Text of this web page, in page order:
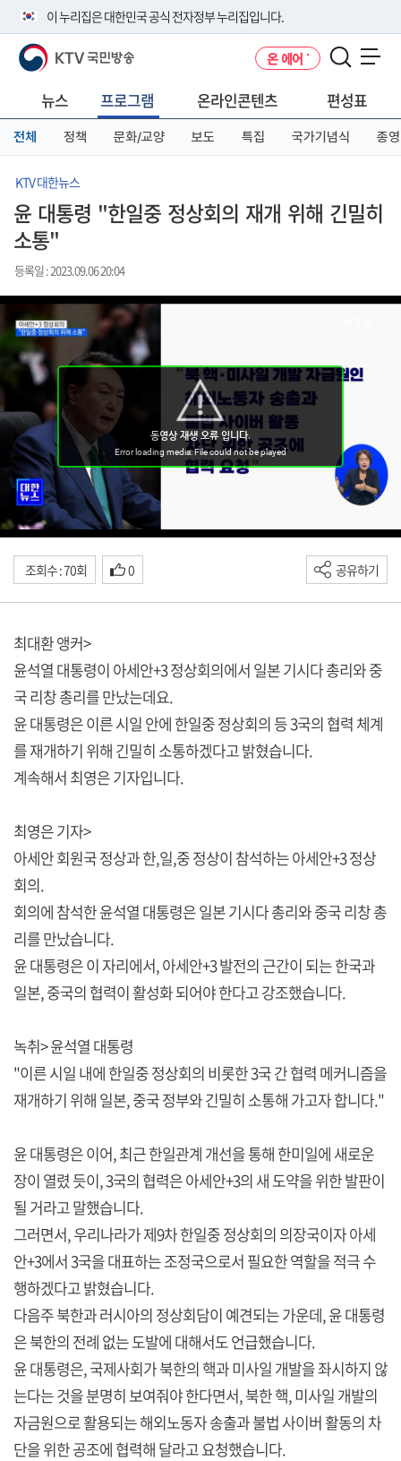
이 누리집은 대한민국 공식 전자정부 누리집입니다.
공식 누리집 주소 확인하기
니다.
이밖에 or.kr 또는 .kr등 다른 도메인 주소를 사용하고 있다면 아래 URL에
서 도메인 주소를 확인해 보세요
KTV 국민방송 온 에어
뉴스 프로그램 온라인콘텐츠 편성표
전체 정책 문화/교양 보도 특집 국가기념식 종영
KTV 대한뉴스
윤 대통령 "한일중 정상회의 재개 위해 긴밀히
소통"
등록일 : 2023.09.06 20:04
조회수 : 70회 0 공유하기
최대환 앵커>
윤석열 대통령이 아세안+3 정상회의에서 일본 기시다 총리와 중
국 리창 총리를 만났는데요.
윤 대통령은 이른 시일 안에 한일중 정상회의 등 3국의 협력 체계
를 재개하기 위해 긴밀히 소통하겠다고 밝혔습니다.
계속해서 최영은 기자입니다.
최영은 기자>
아세안 회원국 정상과 한,일,중 정상이 참석하는 아세안+3 정상
회의.
회의에 참석한 윤석열 대통령은 일본 기시다 총리와 중국 리창 총
리를 만났습니다.
윤 대통령은 이 자리에서, 아세안+3 발전의 근간이 되는 한국과
일본, 중국의 협력이 활성화 되어야 한다고 강조했습니다.
녹취> 윤석열 대통령
"이른 시일 내에 한일중 정상회의 비롯한 3국 간 협력 메커니즘을
재개하기 위해 일본, 중국 정부와 긴밀히 소통해 가고자 합니다."
윤 대통령은 이어, 최근 한일관계 개선을 통해 한미일에 새로운
장이 열렸 듯이, 3국의 협력은 아세안+3의 새 도약을 위한 발판이
될 거라고 말했습니다.
그러면서, 우리나라가 제9차 한일중 정상회의 의장국이자 아세
안+3에서 3국을 대표하는 조정국으로서 필요한 역할을 적극 수
행하겠다고 밝혔습니다.
다음주 북한과 러시아의 정상회담이 예견되는 가운데, 윤 대통령
은 북한의 전례 없는 도발에 대해서도 언급했습니다.
윤 대통령은, 국제사회가 북한의 핵과 미사일 개발을 좌시하지 않
는다는 것을 분명히 보여줘야 한다면서, 북한 핵, 미사일 개발의
자금원으로 활용되는 해외노동자 송출과 불법 사이버 활동의 차
단을 위한 공조에 협력해 달라고 요청했습니다.